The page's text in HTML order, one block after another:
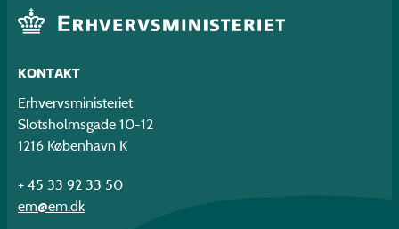
KONTAKT
Erhvervsministeriet
Slotsholmsgade 10-12
1216 København K
+ 45 33 92 33 50
em@em.dk